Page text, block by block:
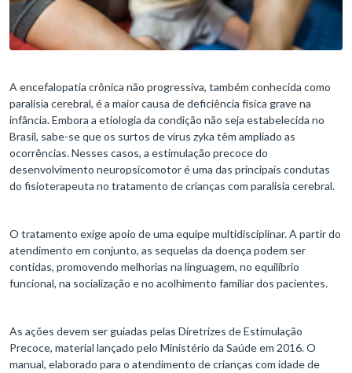
A encefalopatia crônica não progressiva, também conhecida como
paralisia cerebral, é a maior causa de deficiência física grave na
infância. Embora a etiologia da condição não seja estabelecida no
Brasil, sabe-se que os surtos de vírus zyka têm ampliado as
ocorrências. Nesses casos, a estimulação precoce do
desenvolvimento neuropsicomotor é uma das principais condutas
do fisioterapeuta no tratamento de crianças com paralisia cerebral.
O tratamento exige apoio de uma equipe multidisciplinar. A partir do
atendimento em conjunto, as sequelas da doença podem ser
contidas, promovendo melhorias na linguagem, no equilíbrio
funcional, na socialização e no acolhimento familiar dos pacientes.
As ações devem ser guiadas pelas Diretrizes de Estimulação
Precoce, material lançado pelo Ministério da Saúde em 2016. O
manual, elaborado para o atendimento de crianças com idade de